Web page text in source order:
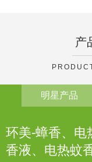
产
明星产品
环美-蟑香、电
香液、电热蚊